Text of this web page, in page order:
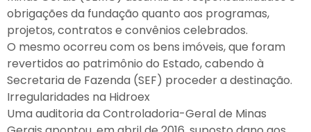
obrigações da fundação quanto aos programas,
projetos, contratos e convênios celebrados.
O mesmo ocorreu com os bens imóveis, que foram
revertidos ao patrimônio do Estado, cabendo à
Secretaria de Fazenda (SEF) proceder a destinação.
Irregularidades na Hidroex
Uma auditoria da Controladoria-Geral de Minas